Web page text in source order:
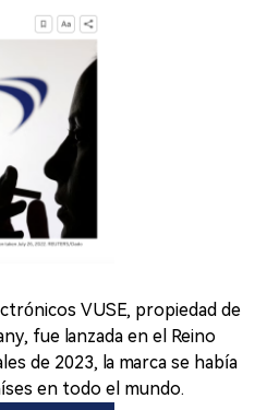
VUSE, propiedad de
fue lanzada en el Reino
de 2023, la marca se había
en todo el mundo.